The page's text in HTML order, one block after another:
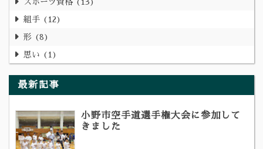
組手 12
形 8
思い 1
最新記事
小野市空手道選手権大会に参加して
きました